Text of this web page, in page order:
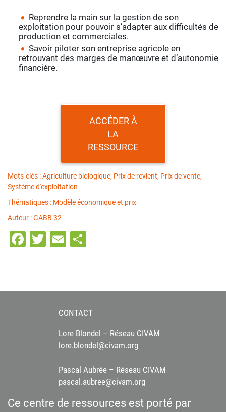
Reprendre la main sur la gestion de son
exploitation pour pouvoir s’adapter aux difficultés de
production et commerciales.
Savoir piloter son entreprise agricole en
retrouvant des marges de manœuvre et d’autonomie
financière.
ACCÉDER À
LA
RESSOURCE
Mots-clés : Agriculture biologique, Prix de revient, Prix de vente,
Système d'exploitation
Thématiques : Modèle économique et prix
Auteur : GABB 32
FacebookTwitterEmail
CONTACT
Lore Blondel – Réseau CIVAM
lore.blondel@civam.org
Pascal Aubrée – Réseau CIVAM
pascal.aubree@civam.org
Ce centre de ressources est porté par